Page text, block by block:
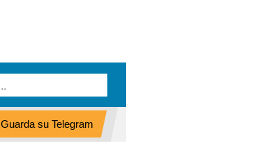
Guarda su Telegram